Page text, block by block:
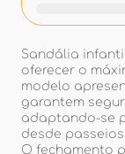
Sandália
oferecer o
modelo
garantem
adaptando-se
desde
O fechamento